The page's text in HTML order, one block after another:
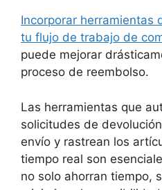
Incorporar herramientas
tu flujo de trabajo de
puede mejorar
proceso de reembolso.
Las herramientas que
solicitudes de
envío y rastrean los
tiempo real son
no solo ahorran tiempo,